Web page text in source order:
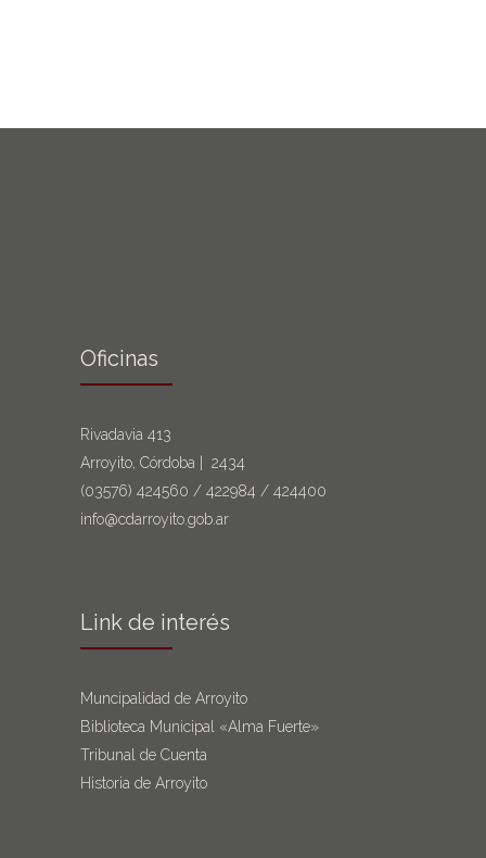
Oficinas
Rivadavia 413
Arroyito, Córdoba | 2434
(03576) 424560 / 422984 / 424400
info@cdarroyito.gob.ar
Link de interés
Muncipalidad de Arroyito
Biblioteca Municipal «Alma Fuerte»
Tribunal de Cuenta
Historia de Arroyito